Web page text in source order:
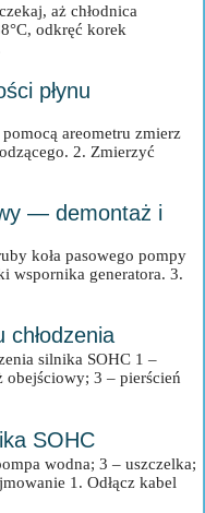
aż chłodnica
odkręć korek
płynu
areometru zmierz
2. Zmierzyć
— demontaż i
koła pasowego pompy
wspornika generatora. 3.
chłodzenia
silnika SOHC 1 –
obejściowy; 3 – pierścień
SOHC
wodna; 3 – uszczelka;
1. Odłącz kabel